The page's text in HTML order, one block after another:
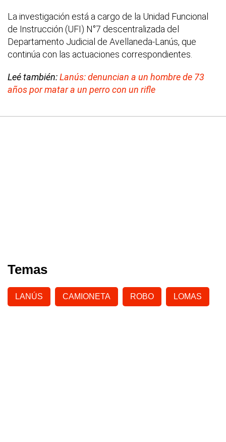
La investigación está a cargo de la Unidad Funcional
de Instrucción (UFI) N°7 descentralizada del
Departamento Judicial de Avellaneda-Lanús, que
continúa con las actuaciones correspondientes.
Leé también:Lanús: denuncian a un hombre de 73
años por matar a un perro con un rifle
Temas
LANÚS CAMIONETA ROBO LOMAS